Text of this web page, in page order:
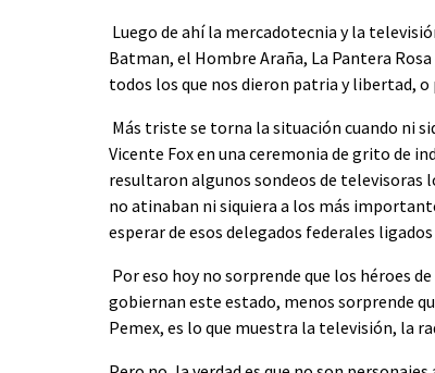
Luego de ahí la mercadotecnia y la
Batman, el Hombre Araña, La Pantera
todos los que nos dieron patria y libertad,
Más triste se torna la situación cuando ni
Vicente Fox en una ceremonia de grito de
resultaron algunos sondeos de televisoras
no atinaban ni siquiera a los más
esperar de esos delegados federales
Por eso hoy no sorprende que los héroes
gobiernan este estado, menos sorprende
Pemex, es lo que muestra la televisión, la